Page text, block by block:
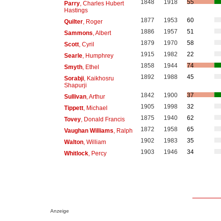
Parry, Charles Hubert
Hastings
1848 1918 55
Quilter, Roger 1877 1953
60
Sammons , Albert 1886 1957
51
Scott, Cyril 1879 1970
58
Searle, Humphrey 1915 1982
22
Smyth, Ethel 1858 1944
74
Sorabji, Kaikhosru
Shapurji
1892 1988 45
Sullivan, Arthur 1842 1900
37
Tippett, Michael 1905 1998
32
Tovey, Donald Francis 1875 1940
62
Vaughan Williams , Ralph 1872 1958
65
Walton, William 1902 1983
35
Whitlock, Percy 1903 1946 34
Anzeige